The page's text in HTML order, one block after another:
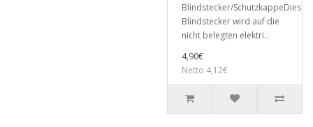
Blindstecker/SchutzkappeDieser
Blindstecker wird auf die
nicht belegten elektri..
4,90€
Netto 4,12€